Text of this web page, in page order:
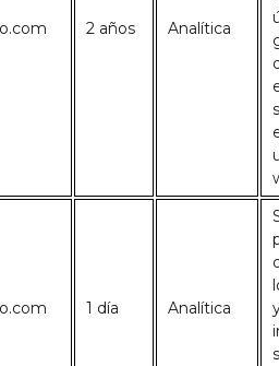
2 años Analítica
1 día Analítica